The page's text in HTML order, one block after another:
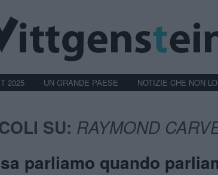
2025 UN GRANDE PAESE NOTIZIE CHE NON
SU: RAYMOND
parliamo quando